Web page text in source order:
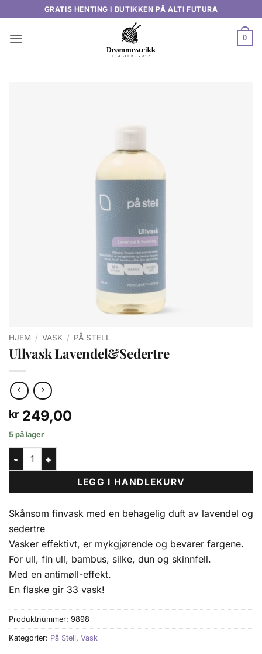
content
GRATIS HENTING I BUTIKKEN PÅ ALTI FUTURA
0
HJEM / VASK / PÅ STELL
Ullvask Lavendel&Sedertre
kr 249,00
5 på lager
Ullvask Lavendel&Sedertre antall
LEGG I HANDLEKURV
Skånsom finvask med en behagelig duft av lavendel og
sedertre
Vasker effektivt, er mykgjørende og bevarer fargene.
For ull, fin ull, bambus, silke, dun og skinnfell.
Med en antimøll-effekt.
En flaske gir 33 vask!
Produktnummer: 9898
Kategorier: På Stell, Vask